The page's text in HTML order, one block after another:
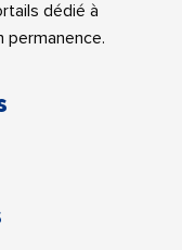
dédié à
permanence.